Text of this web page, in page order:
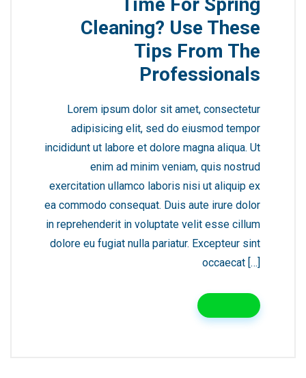
Cleaning? Use These
Tips From The
Professionals
Lorem ipsum dolor sit amet, consectetur
adipisicing elit, sed do eiusmod tempor
incididunt ut labore et dolore magna aliqua. Ut
enim ad minim veniam, quis nostrud
exercitation ullamco laboris nisi ut aliquip ex
ea commodo consequat. Duis aute irure dolor
in reprehenderit in voluptate velit esse cillum
dolore eu fugiat nulla pariatur. Excepteur sint
occaecat […]